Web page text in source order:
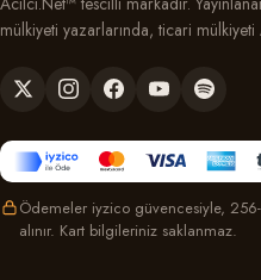
mülkiyeti yazarlarında, ticari
Ödemeler iyzico güvencesiyle,
alınır. Kart bilgileriniz saklanmaz.